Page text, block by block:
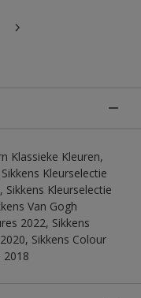
Klassieke Kleuren,
Kleurselectie
Sikkens Kleurselectie
Van Gogh
2022, Sikkens
Sikkens Colour
2018